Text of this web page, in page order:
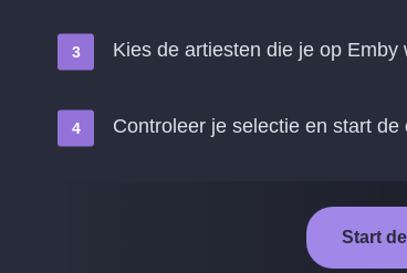
Kies de artiesten die je op Emby
Controleer je selectie en start de
Start